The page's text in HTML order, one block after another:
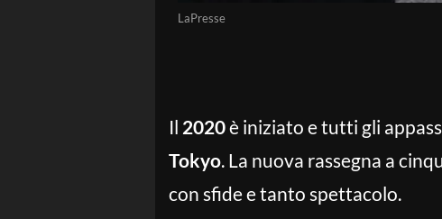
LaPresse
Il 2020è iniziato e tutti gli
Tokyo. La nuova rassegna a
con sfide e tanto spettacolo.